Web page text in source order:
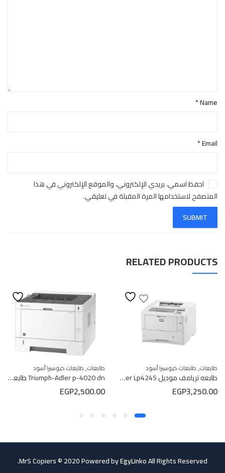
Name
*
Email
*
احفظ اسمي، بريدي الإلكتروني، والموقع الإلكتروني في هذا
المتصفح لاستخدامها المرة المقبلة في تعليقي.
RELATED PRODUCTS
طابعات, طابعات كيوسيرا أسود
طابعه تريامف موديل Triumph_Adler Lp4245
EGP3,250.00
طابعات, طابعات كيوسيرا أسود
Triumph-Adler p-4020 dn طابعة تريامف أبيض وأسود
EGP2,500.00
MrS Copiers © 2020 Powered byEgyLinkoAll Rights Reserved.